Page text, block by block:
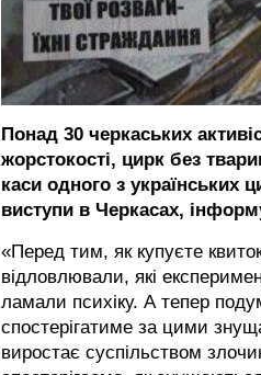
Понад 30 черкаських
жорстокості, цирк без
каси одного з українських
виступи в Черкасах,
«Перед тим, як купуєте
відловлювали, які
ламали психіку. А тепер
спостерігатиме за цими
виростає суспільством